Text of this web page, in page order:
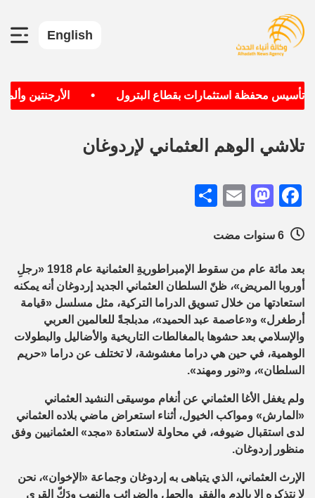
English
تأسيس محفظة استثمارات بقطاع البترول الأرجنتين
تلاشي الوهم العثماني لإردوغان
Facebook
Mastodon
Email
بعد مائة عام من سقوط الإمبراطوريةِ العثمانية عام 1918 «رجلِ
أوروبا المريض»، ظنّ السلطان العثماني الجديد إردوغان أنه يمكنه
استعادتها من خلال تسويق الدراما التركية، مثل مسلسل «قيامة
أرطغرل» و«عاصمة عبد الحميد»، مدبلجةً للعالمين العربي
والإسلامي بعد حشوها بالمغالطات التاريخية والأضاليل والبطولات
الوهمية، في حين هي دراما مغشوشة، لا تختلف عن دراما «حريم
السلطان»، و«نور ومهند».
ولم يغفل الأغا العثماني عن أنغام موسيقى النشيد العثماني
«المارش» ومواكب الخيول، أثناء استعراض ماضي بلاده العثماني
لدى استقبال ضيوفه، في محاولة لاستعادة «مجد» العثمانيين وفق
منظور إردوغان.
الإرث العثماني، الذي يتباهى به إردوغان وجماعة «الإخوان»، نحن
لا نتذكره إلا بالدم والفقر والجهل والضرائب والنهب ودَكّ القرى